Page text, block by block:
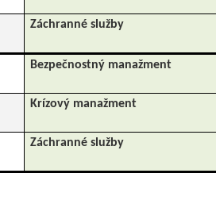
Záchranné služby
Bezpečnostný manažment
Krízový manažment
Záchranné služby